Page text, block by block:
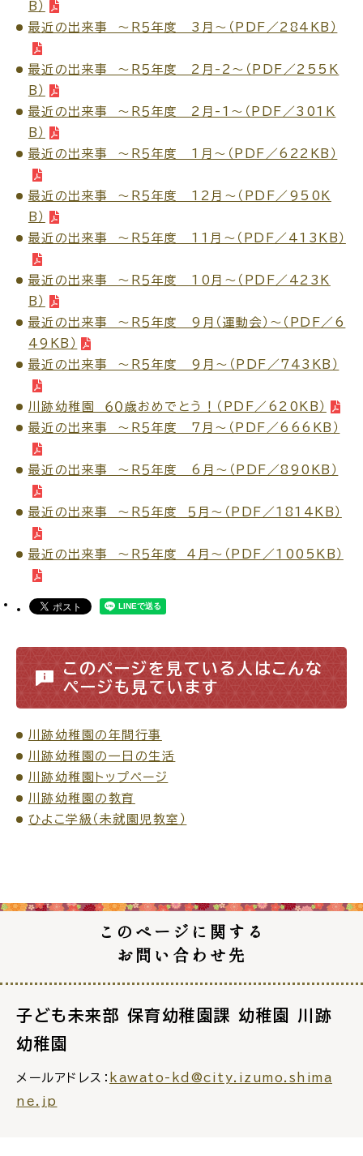
電子申請・手続きガ
イド
防災情報サイト
出雲新話2030
出雲市総合振興計画
市役所へのアクセス
各課へのお問い合わせ
サイトマップ
B）
最近の出来事 ～Ｒ５年度 3月～（PDF／284KB）
最近の出来事 ～Ｒ５年度 2月-2～（PDF／255K
B）
最近の出来事 ～Ｒ５年度 2月-1～（PDF／301K
B）
最近の出来事 ～Ｒ５年度 1月～（PDF／622KB）
最近の出来事 ～Ｒ５年度 12月～（PDF／950K
B）
最近の出来事 ～Ｒ５年度 11月～（PDF／413KB）
最近の出来事 ～Ｒ５年度 10月～（PDF／423K
B）
最近の出来事 ～Ｒ５年度 9月（運動会）～（PDF／6
49KB）
最近の出来事 ～Ｒ５年度 9月～（PDF／743KB）
川跡幼稚園 ６０歳おめでとう！（PDF／620KB）
最近の出来事 ～Ｒ５年度 7月～（PDF／666KB）
最近の出来事 ～Ｒ５年度 6月～（PDF／890KB）
最近の出来事 ～Ｒ５年度 ５月～（PDF／1814KB）
最近の出来事 ～Ｒ５年度 ４月～（PDF／1005KB）
このページを見ている人はこんな
ページも見ています
川跡幼稚園の年間行事
川跡幼稚園の一日の生活
川跡幼稚園トップページ
川跡幼稚園の教育
ひよこ学級（未就園児教室）
このページに関する
お問い合わせ先
子ども未来部 保育幼稚園課 幼稚園 川跡
幼稚園
メールアドレス： kawato-kd@city.izumo.shima
ne.jp